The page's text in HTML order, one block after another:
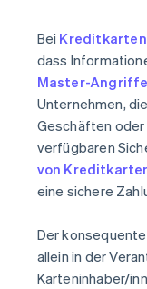
Bei
dass
Master-Angriffe
Unternehmen,
Geschäften
verfügbaren
von
eine sichere
Der
allein in der
Karteninhaber/